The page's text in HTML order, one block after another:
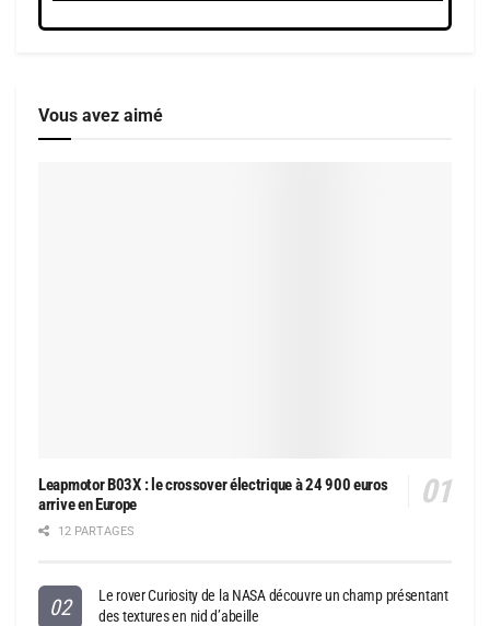
Vous avez aimé
Leapmotor B03X : le crossover électrique à 24 900 euros
arrive en Europe
12 PARTAGES
Le rover Curiosity de la NASA découvre un champ présentant
des textures en nid d’abeille